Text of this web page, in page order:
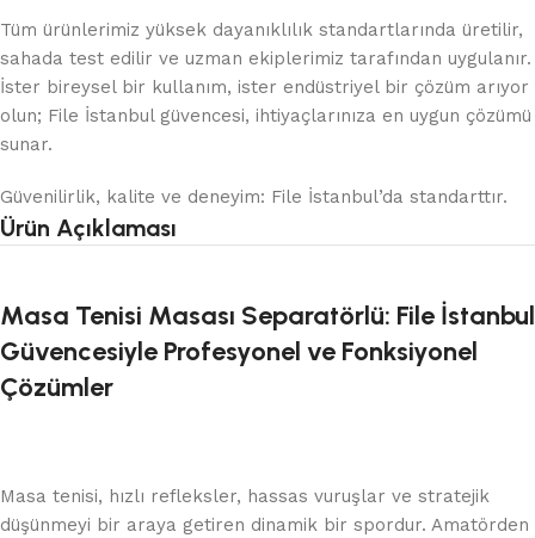
Tüm ürünlerimiz yüksek dayanıklılık standartlarında üretilir,
sahada test edilir ve uzman ekiplerimiz tarafından uygulanır.
İster bireysel bir kullanım, ister endüstriyel bir çözüm arıyor
olun; File İstanbul güvencesi, ihtiyaçlarınıza en uygun çözümü
sunar.
Güvenilirlik, kalite ve deneyim: File İstanbul’da standarttır.
Ürün Açıklaması
Masa Tenisi Masası Separatörlü: File İstanbul
Güvencesiyle Profesyonel ve Fonksiyonel
Çözümler
Masa tenisi, hızlı refleksler, hassas vuruşlar ve stratejik
düşünmeyi bir araya getiren dinamik bir spordur. Amatörden